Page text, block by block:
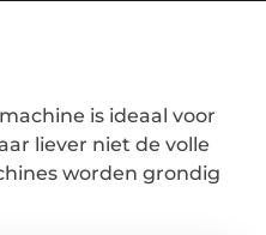
is ideaal voor
liever niet de volle
worden grondig